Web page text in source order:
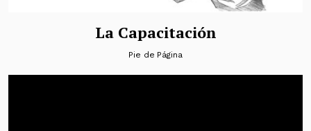
La Capacitación
Pie de Página